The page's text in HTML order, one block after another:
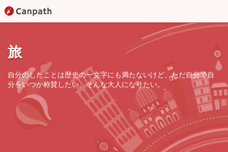
旅
自分のしたことは歴史の一文字にも満たないけど、ただ自分で自
分をいつか称賛したい。そんな大人になりたい。